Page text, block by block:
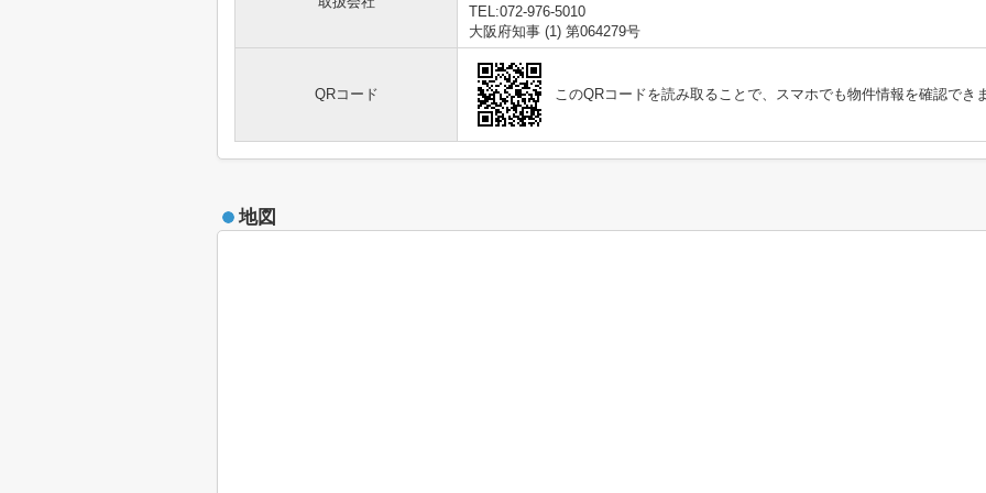
TEL:072-976-5010
大阪府知事 (1) 第064279号
QRコード このQRコードを読み取ることで、スマホでも物件情報を確認でき
地図